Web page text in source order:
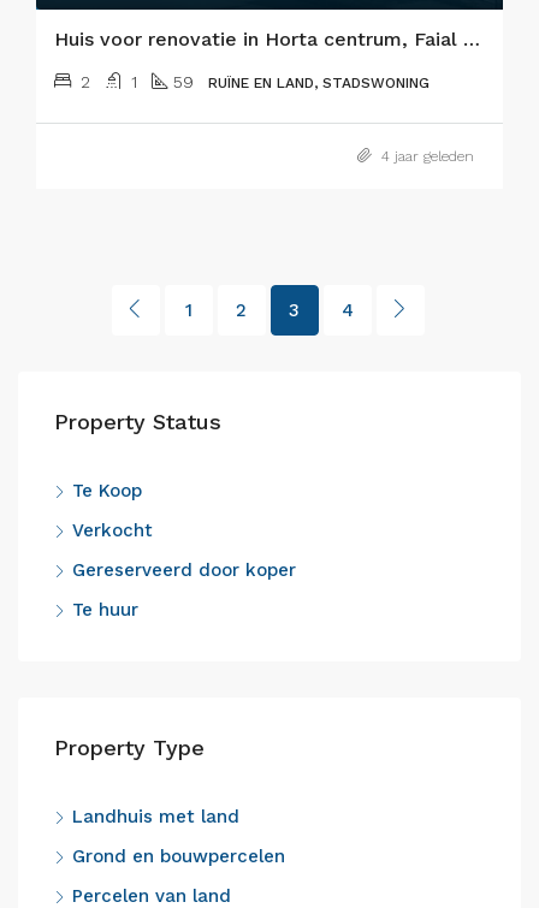
Huis voor renovatie in Horta centrum, Faial eiland
2 1 59 RUÏNE EN LAND, STADSWONING
4 jaar geleden
1 2 3 4
Property Status
Te Koop
Verkocht
Gereserveerd door koper
Te huur
Property Type
Landhuis met land
Grond en bouwpercelen
Percelen van land